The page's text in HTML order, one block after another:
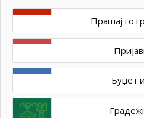
Прашај го
Буџет